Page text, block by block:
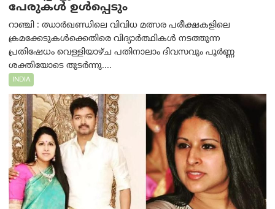
പേരുകൾ ഉൾപ്പെടും
റാഞ്ചി : ഝാർഖണ്ഡിലെ വിവിധ മത്സര പരീക്ഷകളിലെ
ക്രമക്കേടുകൾക്കെതിരെ വിദ്യാർത്ഥികൾ നടത്തുന്ന
പ്രതിഷേധം വെള്ളിയാഴ്ച പതിനാലാം ദിവസവും പൂർണ്ണ
ശക്തിയോടെ തുടർന്നു....
INDIA